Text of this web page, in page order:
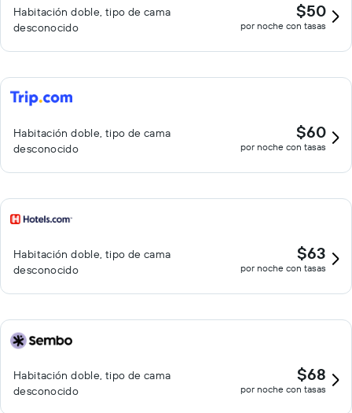
Habitación doble, tipo de cama
desconocido
$50
por noche con tasas
Habitación doble, tipo de cama
desconocido
$60
por noche con tasas
Habitación doble, tipo de cama
desconocido
$63
por noche con tasas
Habitación doble, tipo de cama
desconocido
$68
por noche con tasas